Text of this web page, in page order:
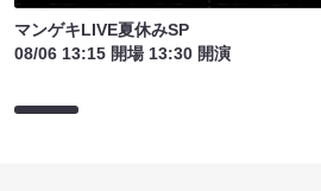
マンゲキLIVE夏休みSP
08/06 13:15 開場 13:30 開演